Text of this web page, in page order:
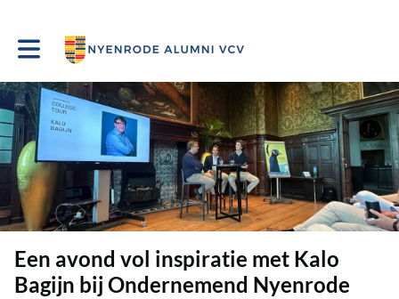
Toggle main navigation
Een avond vol inspiratie met Kalo
Bagijn bij Ondernemend Nyenrode